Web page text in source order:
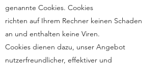
genannte Cookies. Cookies
richten auf Ihrem Rechner keinen Schaden
an und enthalten keine Viren.
Cookies dienen dazu, unser Angebot
nutzerfreundlicher, effektiver und